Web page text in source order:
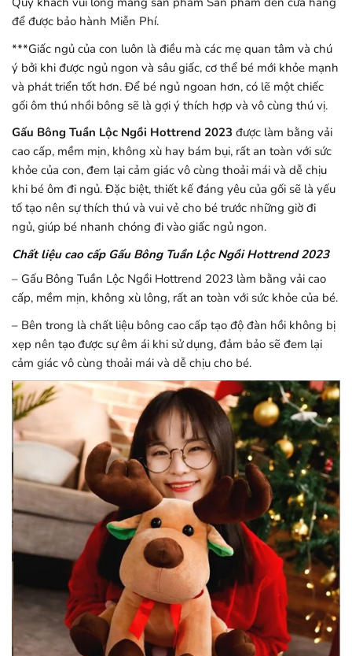
để được bảo hành Miễn Phí.
***Giấc ngủ của con luôn là điều mà các mẹ quan tâm và chú
ý bởi khi được ngủ ngon và sâu giấc, cơ thể bé mới khỏe mạnh
và phát triển tốt hơn. Để bé ngủ ngoan hơn, có lẽ một chiếc
gối ôm thú nhồi bông sẽ là gợi ý thích hợp và vô cùng thú vị.
Gấu Bông Tuần Lộc Ngồi Hottrend 2023 được làm bằng vải
cao cấp, mềm mịn, không xù hay bám bụi, rất an toàn với sức
khỏe của con, đem lại cảm giác vô cùng thoải mái và dễ chịu
khi bé ôm đi ngủ. Đặc biệt, thiết kế đáng yêu của gối sẽ là yếu
tố tạo nên sự thích thú và vui vẻ cho bé trước những giờ đi
ngủ, giúp bé nhanh chóng đi vào giấc ngủ ngon.
Chất liệu cao cấp Gấu Bông Tuần Lộc Ngồi Hottrend 2023
– Gấu Bông Tuần Lộc Ngồi Hottrend 2023 làm bằng vải cao
cấp, mềm mịn, không xù lông, rất an toàn với sức khỏe của bé.
– Bên trong là chất liệu bông cao cấp tạo độ đàn hồi không bị
xẹp nên tạo được sự êm ái khi sử dụng, đảm bảo sẽ đem lại
cảm giác vô cùng thoải mái và dễ chịu cho bé.